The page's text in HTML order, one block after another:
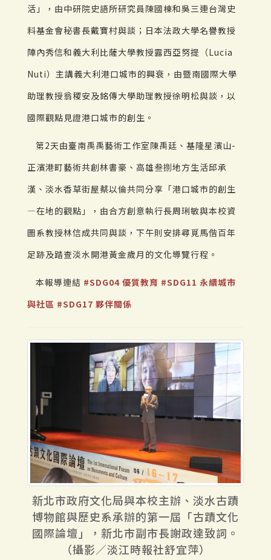
活」，由中研院史語所研究員陳國棟和吳三連台灣史
料基金會秘書長戴寶村與談；日本法政大學名譽教授
陣內秀信和義大利比薩大學教授露西亞努提（Lucia
Nuti）主講義大利港口城市的興衰，由暨南國際大學
助理教授翁稷安及銘傳大學助理教授徐明松與談，以
國際觀點見證港口城市的創生。
第2天由臺南禹禹藝術工作室陳禹廷、基隆星濱山-
正濱港町藝術共創林書豪、高雄叁捌地方生活邱承
漢、淡水香草街屋蔡以倫共同分享「港口城市的創生
—在地的觀點」，由合方創意執行長周琍敏與本校資
圖系教授林信成共同與談，下午則安排尋覓馬偕百年
足跡及踏查淡水開港黃金歲月的文化導覽行程。
本報導連結 #SDG04 優質教育 #SDG11 永續城市
與社區 #SDG17 夥伴關係
新北市政府文化局與本校主辦、淡水古蹟
博物館與歷史系承辦的第一屆「古蹟文化
國際論壇」，新北市副市長謝政達致詞。
（攝影／淡江時報社舒宜萍）